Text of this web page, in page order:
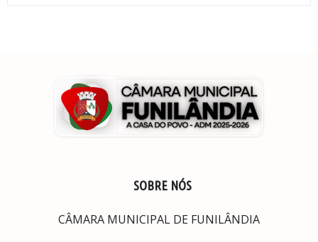
SOBRE NÓS
CÂMARA MUNICIPAL DE FUNILÂNDIA